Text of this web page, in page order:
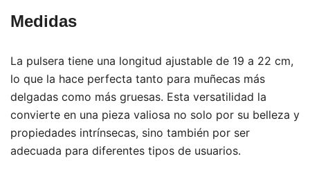
Medidas
La pulsera tiene una longitud ajustable de 19 a 22 cm,
lo que la hace perfecta tanto para muñecas más
delgadas como más gruesas. Esta versatilidad la
convierte en una pieza valiosa no solo por su belleza y
propiedades intrínsecas, sino también por ser
adecuada para diferentes tipos de usuarios.